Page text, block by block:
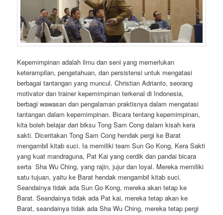
Kepemimpinan adalah ilmu dan seni yang memerlukan
keterampilan, pengetahuan, dan persistensi untuk mengatasi
berbagai tantangan yang muncul. Christian Adrianto, seorang
motivator dan trainer kepemimpinan terkenal di Indonesia,
berbagi wawasan dan pengalaman praktisnya dalam mengatasi
tantangan dalam kepemimpinan. Bicara tentang kepemimpinan,
kita boleh belajar dari biksu Tong Sam Cong dalam kisah kera
sakti. Diceritakan Tong Sam Cong hendak pergi ke Barat
mengambil kitab suci. Ia memiliki team Sun Go Kong, Kera Sakti
yang kuat mandraguna, Pat Kai yang cerdik dan pandai bicara
serta Sha Wu Ching, yang rajin, jujur dan loyal. Mereka memiliki
satu tujuan, yaitu ke Barat hendak mengambil kitab suci.
Seandainya tidak ada Sun Go Kong, mereka akan tetap ke
Barat. Seandainya tidak ada Pat kai, mereka tetap akan ke
Barat, seandainya tidak ada Sha Wu Ching, mereka tetap pergi